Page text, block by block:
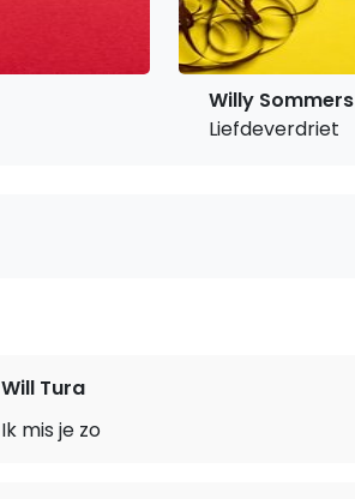
Willy Sommers
Liefdeverdriet
Will Tura
Ik mis je zo